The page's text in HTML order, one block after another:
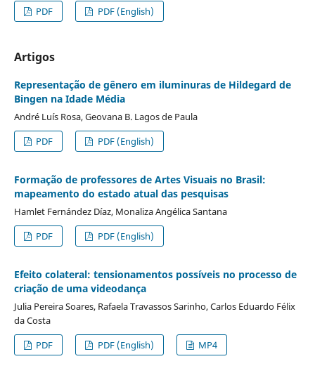
PDF PDF (English)
Artigos
Representação de gênero em iluminuras de Hildegard de
Bingen na Idade Média
André Luís Rosa, Geovana B. Lagos de Paula
PDF
PDF (English)
Formação de professores de Artes Visuais no Brasil:
mapeamento do estado atual das pesquisas
Hamlet Fernández Díaz, Monaliza Angélica Santana
PDF
PDF (English)
Efeito colateral: tensionamentos possíveis no processo de
criação de uma videodança
Julia Pereira Soares, Rafaela Travassos Sarinho, Carlos Eduardo Félix
da Costa
PDF
PDF (English) MP4